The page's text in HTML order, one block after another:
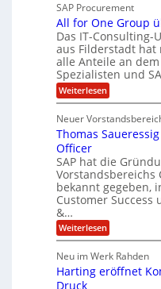
e
i
F
S
z
i
a
l
i
s
t
u
i
a
H
u
b
e
ä
n
e
n
n
t
C
T
O
V
P
S
l
e
s
E
-
S
e
c
u
r
i
t
y
y
s
e
m
S
t
e
l
a
r
i
n
V
SAP Procurement
All for One Group
Das IT-Consulting-
aus Filderstadt hat
alle Anteile an
Spezialisten und
Weiterlesen:
A
l
f
r
O
n
e
G
o
u
p
ü
b
e
Neuer
Thomas
Officer
SAP hat die
Vorstandsbereichs
bekannt gegeben,
Customer Success
&…
Weiterlesen:
T
o
m
Neu im Werk Rahden
Harting eröffnet
Druck